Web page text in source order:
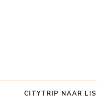
CITYTRIP NAAR